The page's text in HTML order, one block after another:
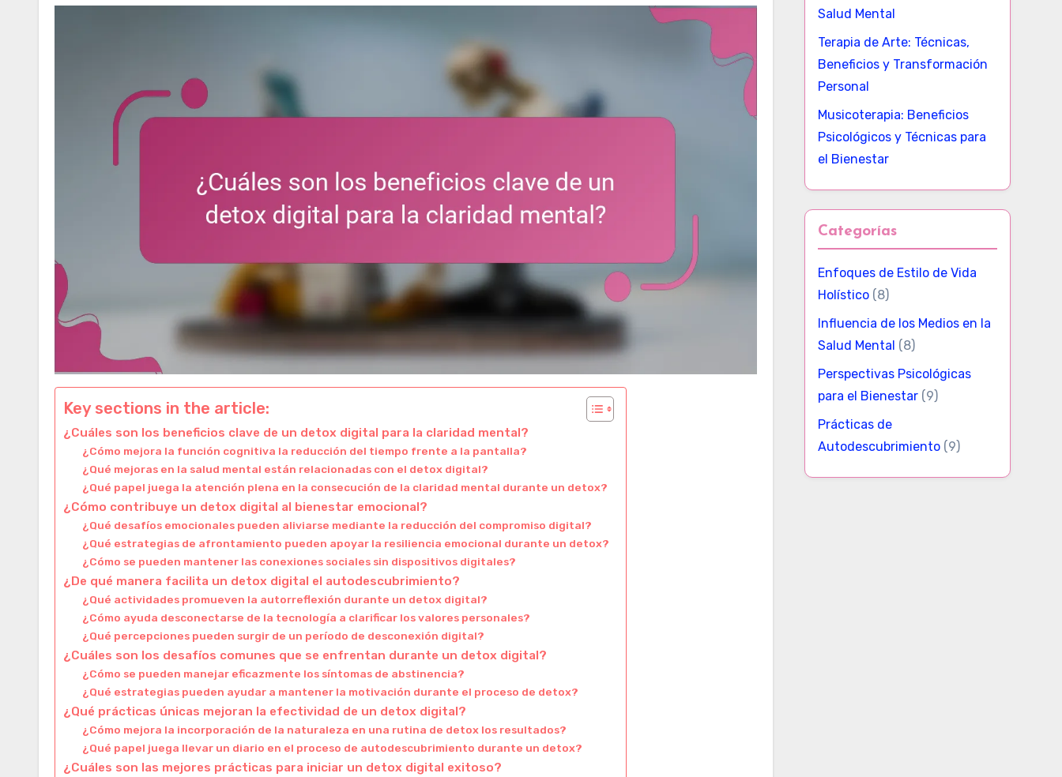
Key sections in the article:
¿Cuáles son los beneficios clave de un detox digital para la claridad mental?
¿Cómo mejora la función cognitiva la reducción del tiempo frente a la pantalla?
¿Qué mejoras en la salud mental están relacionadas con el detox digital?
¿Qué papel juega la atención plena en la consecución de la claridad mental durante un detox?
¿Cómo contribuye un detox digital al bienestar emocional?
¿Qué desafíos emocionales pueden aliviarse mediante la reducción del compromiso digital?
¿Qué estrategias de afrontamiento pueden apoyar la resiliencia emocional durante un detox?
¿Cómo se pueden mantener las conexiones sociales sin dispositivos digitales?
¿De qué manera facilita un detox digital el autodescubrimiento?
¿Qué actividades promueven la autorreflexión durante un detox digital?
¿Cómo ayuda desconectarse de la tecnología a clarificar los valores personales?
¿Qué percepciones pueden surgir de un período de desconexión digital?
¿Cuáles son los desafíos comunes que se enfrentan durante un detox digital?
¿Cómo se pueden manejar eficazmente los síntomas de abstinencia?
¿Qué estrategias pueden ayudar a mantener la motivación durante el proceso de detox?
¿Qué prácticas únicas mejoran la efectividad de un detox digital?
¿Cómo mejora la incorporación de la naturaleza en una rutina de detox los resultados?
¿Qué papel juega llevar un diario en el proceso de autodescubrimiento durante un detox?
¿Cuáles son las mejores prácticas para iniciar un detox digital exitoso?
Salud Mental
Terapia de Arte: Técnicas,
Beneficios y Transformación
Personal
Musicoterapia: Beneficios
Psicológicos y Técnicas para
el Bienestar
Categorías
Enfoques de Estilo de Vida
Holístico(8)
Influencia de los Medios en la
Salud Mental (8)
Perspectivas Psicológicas
para el Bienestar(9)
Prácticas de
Autodescubrimiento(9)